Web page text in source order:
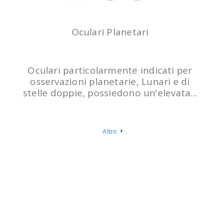
Oculari Planetari
Oculari particolarmente indicati per
osservazioni planetarie, Lunari e di
stelle doppie, possiedono un'elevata...
Altro